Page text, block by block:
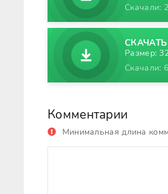
Скачали:
Размер:
Скачали:
Комментарии
Минимальная длина